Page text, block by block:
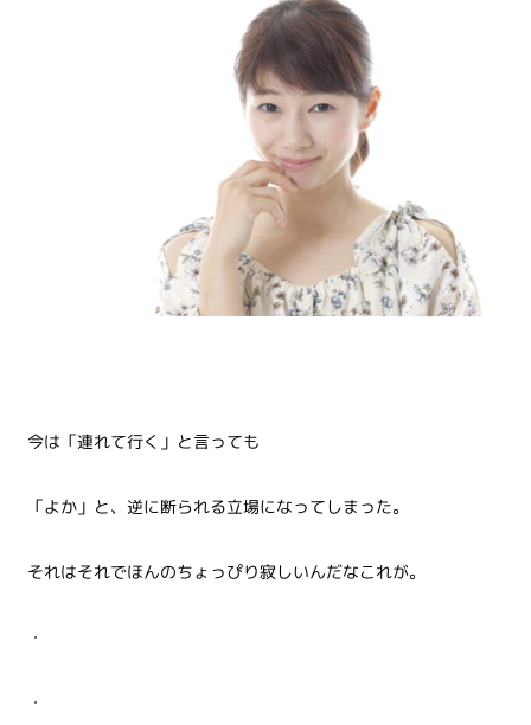
今は「連れて行く」と言っても
「よか」と、逆に断られる立場になってしまった。
それはそれでほんのちょっぴり寂しいんだなこれが。
・
・